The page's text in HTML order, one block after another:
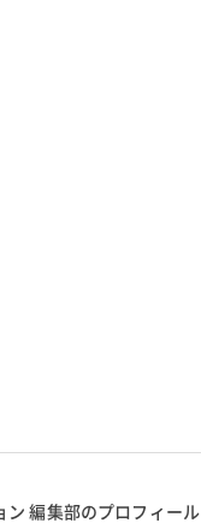
ン 編集部のプロフィール